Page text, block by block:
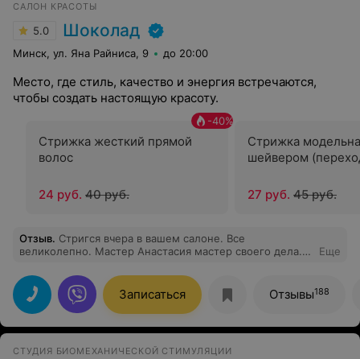
САЛОН КРАСОТЫ
5.0 Шоколад
Минск, ул. Яна Райниса, 9 до 20:00
Место, где стиль, качество и энергия встречаются,
чтобы создать настоящую красоту.
Стрижка жесткий прямой
волос
-40%
24 руб. 40 руб.
Стрижка
шейвером
27 руб. 45 руб.
Отзыв. Стригся вчера в вашем салоне. Все
великолепно. Мастер Анастасия мастер своего дела.
Еще
Записаться Отзывы188
СТУДИЯ БИОМЕХАНИЧЕСКОЙ СТИМУЛЯЦИИ